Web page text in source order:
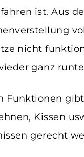
ist. Aus
nicht
ganz
Funktionen
Kissen
gerecht